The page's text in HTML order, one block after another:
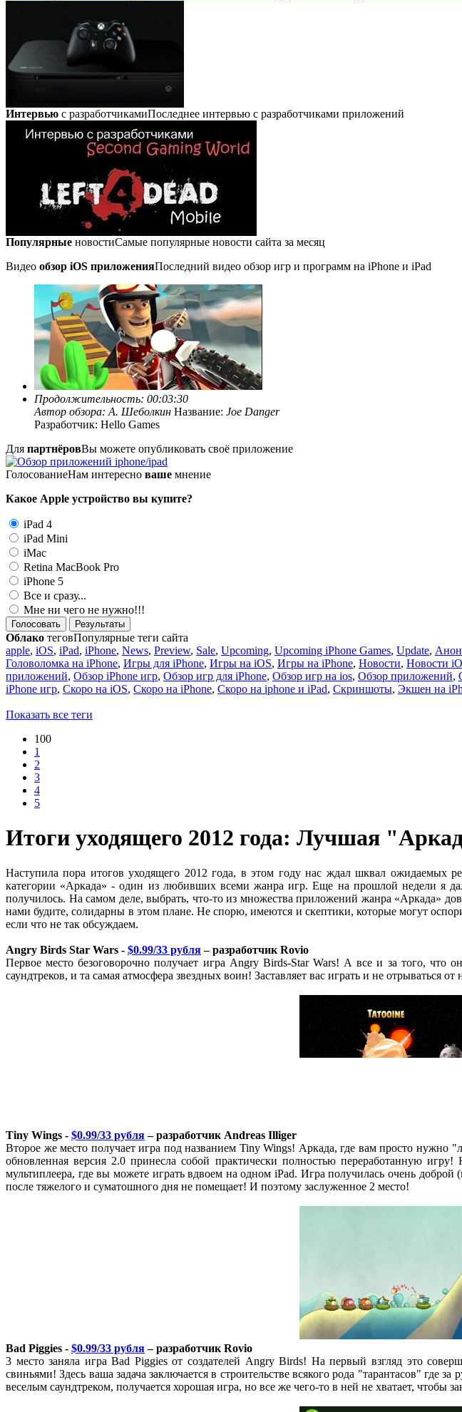
Интервью с разработчикамиПоследнее интервью с разработчиками приложений
Популярные новостиСамые популярные новости сайта за месяц
Видео обзор iOS приложенияПоследний видео обзор игр и программ на iPhone и iPad
Продолжительность: 00:03:30
Автор обзора: А. Шеболкин Название: Joe Danger
Разработчик: Hello Games
Для партнёровВы можете опубликовать своё приложение
ГолосованиеНам интересно ваше мнение
Какое Apple устройство вы купите?
iPad 4
iPad Mini
iMac
Retina MacBook Pro
iPhone 5
Все и сразу...
Мне ни чего не нужно!!!
Голосовать Результаты
Облако теговПопулярные теги сайта
apple, iOS, iPad, iPhone, News, Preview, Sale, Upcoming, Upcoming iPhone Games, Update,
Головоломка на iPhone, Игры для iPhone, Игры на iOS, Игры на iPhone, Новости, Новости
приложений, Обзор iPhone игр, Обзор игр для iPhone, Обзор игр на ios, Обзор приложений,
iPhone игр, Скоро на iOS, Скоро на iPhone, Скоро на iphone и iPad, Скриншоты, Экшен на
Показать все теги
100
1
2
3
4
5
Итоги уходящего 2012 года: Лучшая
Наступила пора итогов уходящего 2012 года, в этом году нас ждал шквал ожидаемых
категории «Аркада» - один из любивших всеми жанра игр. Еще на прошлой недели я
получилось. На самом деле, выбрать, что-то из множества приложений жанра «Аркада»
нами будите, солидарны в этом плане. Не спорю, имеются и скептики, которые могут
если что не так обсуждаем.
Angry Birds Star Wars - $0.99/33 рубля– разработчик Rovio
Первое место безоговорочно получает игра Angry Birds-Star Wars! А все и за того, что
саундтреков, и та самая атмосфера звездных воин! Заставляет вас играть и не отрываться
Tiny Wings - $0.99/33 рубля– разработчик Andreas Illiger
Второе же место получает игра под названием Tiny Wings! Аркада, где вам просто нужно
обновленная версия 2.0 принесла собой практически полностью переработанную
мультиплеера, где вы можете играть вдвоем на одном iPad. Игра получилась очень
после тяжелого и суматошного дня не помещает! И поэтому заслуженное 2 место!
Bad Piggies - $0.99/33 рубля– разработчик Rovio
3 место заняла игра Bad Piggies от создателей Angry Birds! На первый взгляд это
свиньями! Здесь ваша задача заключается в строительстве всякого рода "тарантасов" где
веселым саундтреком, получается хорошая игра, но все же чего-то в ней не хватает, чтобы